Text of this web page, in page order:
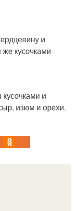
и
кусочками
и
изюм и орехи.